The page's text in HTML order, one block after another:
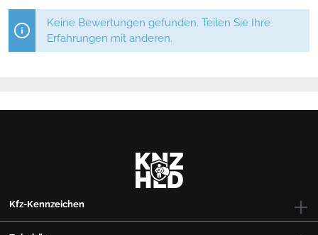
Keine Bewertungen gefunden. Teilen Sie Ihre
Erfahrungen mit anderen.
Kfz-Kennzeichen